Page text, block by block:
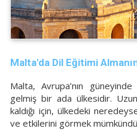
Malta'da Dil Eğitimi
Malta, Avrupa’nın
gelmiş bir ada ülkesidir.
kaldığı için, ülkedeki
ve etkilerini görmek